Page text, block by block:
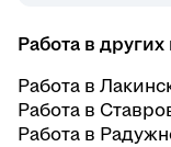
Работа в других
Работа в
Работа в
Работа в